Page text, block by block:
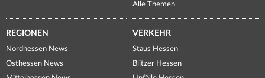
Alle Themen
REGIONEN
Nordhessen News
Osthessen News
VERKEHR
Staus Hessen
Blitzer Hessen